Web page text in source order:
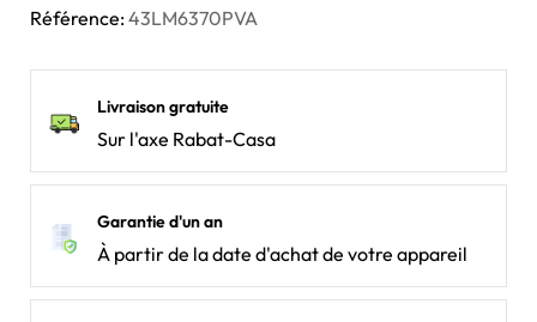
Référence:43LM6370PVA
Livraison gratuite
Sur l'axe Rabat-Casa
Garantie d'un an
À partir de la date d'achat de votre appareil